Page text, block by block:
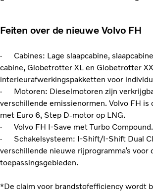
Feiten over de nieuwe Volvo FH
· Cabines: Lage slaapcabine,
cabine, Globetrotter XL en Globetrotter
interieurafwerkingspakketten voor
· Motoren: Dieselmotoren zijn
verschillende emissienormen. Volvo FH is
met Euro 6, Step D-motor op LNG.
· Volvo FH I-Save met Turbo Compound.
· Schakelsysteem: I-Shift/I-Shift Dual
verschillende nieuwe rijprogramma’s voor
toepassingsgebieden.
*De claim voor brandstofefficiency wordt